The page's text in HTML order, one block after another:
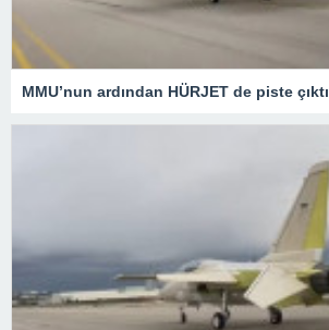
MMU’nun ardından HÜRJET de piste çıktı